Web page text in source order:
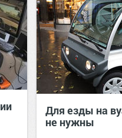
Для езды на
не нужны